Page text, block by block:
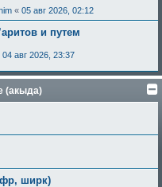
« 05 авг 2026, 02:12
и путем
04 авг 2026, 23:37
(акыда)
ширк)